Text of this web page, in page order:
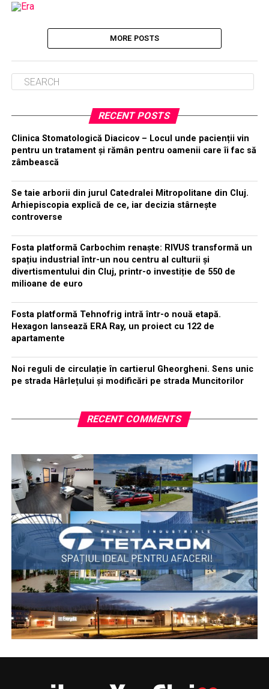
MORE POSTS
RECENT POSTS
Clinica Stomatologică Diacicov – Locul unde pacienții vin
pentru un tratament și rămân pentru oamenii care îi fac să
zâmbească
Se taie arborii din jurul Catedralei Mitropolitane din Cluj.
Arhiepiscopia explică de ce, iar decizia stârnește
controverse
Fosta platformă Carbochim renaște: RIVUS transformă un
spațiu industrial într-un nou centru al culturii și
divertismentului din Cluj, printr-o investiție de 550 de
milioane de euro
Fosta platformă Tehnofrig intră într-o nouă etapă.
Hexagon lansează ERA Ray, un proiect cu 122 de
apartamente
Noi reguli de circulație în cartierul Gheorgheni. Sens unic
pe strada Hârlețului și modificări pe strada Muncitorilor
RECENT COMMENTS